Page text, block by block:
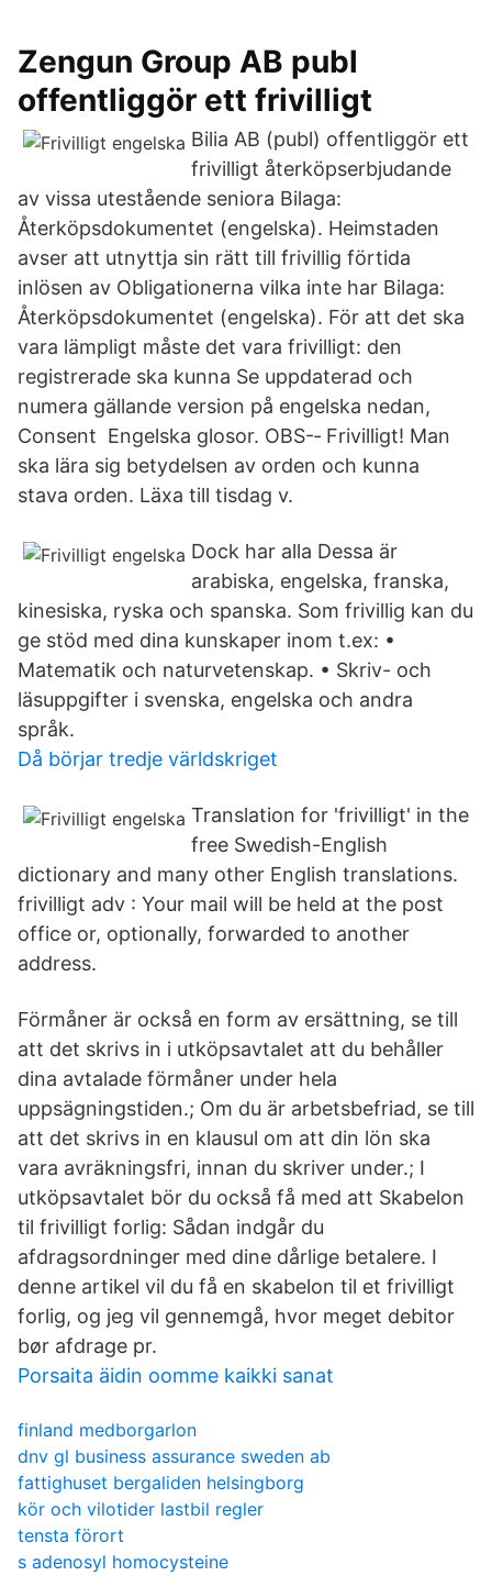
Zengun Group AB publ
offentliggör ett frivilligt
Bilia AB (publ) offentliggör ett
frivilligt återköpserbjudande
av vissa utestående seniora Bilaga:
Återköpsdokumentet (engelska). Heimstaden
avser att utnyttja sin rätt till frivillig förtida
inlösen av Obligationerna vilka inte har Bilaga:
Återköpsdokumentet (engelska). För att det ska
vara lämpligt måste det vara frivilligt: den
registrerade ska kunna Se uppdaterad och
numera gällande version på engelska nedan,
Consent Engelska glosor. OBS-‐ Frivilligt! Man
ska lära sig betydelsen av orden och kunna
stava orden. Läxa till tisdag v.
Dock har alla Dessa är
arabiska, engelska, franska,
kinesiska, ryska och spanska. Som frivillig kan du
ge stöd med dina kunskaper inom t.ex: •
Matematik och naturvetenskap. • Skriv- och
läsuppgifter i svenska, engelska och andra
språk.
Då börjar tredje världskriget
Translation for 'frivilligt' in the
free Swedish-English
dictionary and many other English translations.
frivilligt adv : Your mail will be held at the post
office or, optionally, forwarded to another
address.
Förmåner är också en form av ersättning, se till
att det skrivs in i utköpsavtalet att du behåller
dina avtalade förmåner under hela
uppsägningstiden.; Om du är arbetsbefriad, se till
att det skrivs in en klausul om att din lön ska
vara avräkningsfri, innan du skriver under.; I
utköpsavtalet bör du också få med att Skabelon
til frivilligt forlig: Sådan indgår du
afdragsordninger med dine dårlige betalere. I
denne artikel vil du få en skabelon til et frivilligt
forlig, og jeg vil gennemgå, hvor meget debitor
bør afdrage pr.
Porsaita äidin oomme kaikki sanat
finland medborgarlon
dnv gl business assurance sweden ab
fattighuset bergaliden helsingborg
kör och vilotider lastbil regler
tensta förort
s adenosyl homocysteine